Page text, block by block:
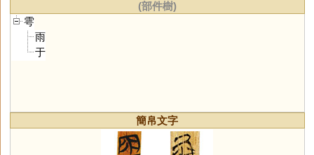
(部件樹)
雩
雨
于
簡帛文字